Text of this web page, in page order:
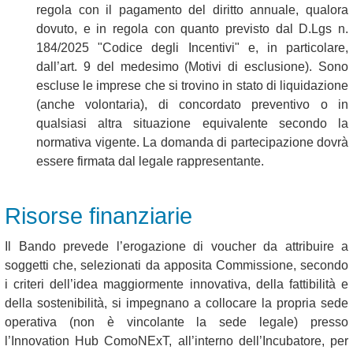
regola con il pagamento del diritto annuale, qualora
dovuto, e in regola con quanto previsto dal D.Lgs n.
184/2025 "Codice degli Incentivi" e, in particolare,
dall’art. 9 del medesimo (Motivi di esclusione). Sono
escluse le imprese che si trovino in stato di liquidazione
(anche volontaria), di concordato preventivo o in
qualsiasi altra situazione equivalente secondo la
normativa vigente. La domanda di partecipazione dovrà
essere firmata dal legale rappresentante.
Risorse finanziarie
Il Bando prevede l’erogazione di voucher da attribuire a
soggetti che, selezionati da apposita Commissione, secondo
i criteri dell’idea maggiormente innovativa, della fattibilità e
della sostenibilità, si impegnano a collocare la propria sede
operativa (non è vincolante la sede legale) presso
l’Innovation Hub ComoNExT, all’interno dell’Incubatore, per